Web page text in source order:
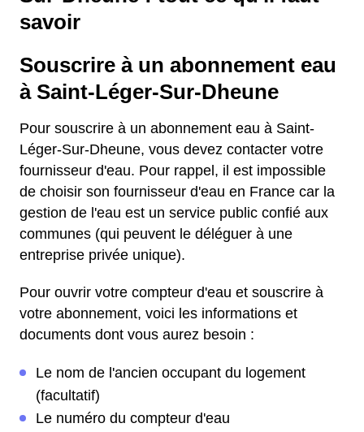
savoir
Souscrire à un abonnement eau
à Saint-Léger-Sur-Dheune
Pour souscrire à un abonnement eau à Saint-
Léger-Sur-Dheune, vous devez contacter votre
fournisseur d'eau. Pour rappel, il est impossible
de choisir son fournisseur d'eau en France car la
gestion de l'eau est un service public confié aux
communes (qui peuvent le déléguer à une
entreprise privée unique).
Pour ouvrir votre compteur d'eau et souscrire à
votre abonnement, voici les informations et
documents dont vous aurez besoin :
Le nom de l'ancien occupant du logement
(facultatif)
Le numéro du compteur d'eau